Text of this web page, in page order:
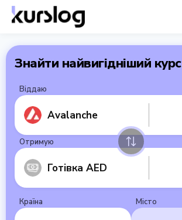
Знайти найвигідніший курс
Віддаю
Avalanche
Отримую
Готівка AED
Країна Місто